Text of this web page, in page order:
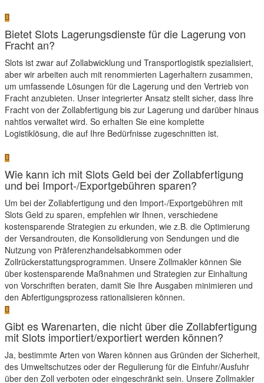
Bietet Slots Lagerungsdienste für die Lagerung von
Fracht an?
Slots ist zwar auf Zollabwicklung und Transportlogistik spezialisiert,
aber wir arbeiten auch mit renommierten Lagerhaltern zusammen,
um umfassende Lösungen für die Lagerung und den Vertrieb von
Fracht anzubieten. Unser integrierter Ansatz stellt sicher, dass Ihre
Fracht von der Zollabfertigung bis zur Lagerung und darüber hinaus
nahtlos verwaltet wird. So erhalten Sie eine komplette
Logistiklösung, die auf Ihre Bedürfnisse zugeschnitten ist.
Wie kann ich mit Slots Geld bei der Zollabfertigung
und bei Import-/Exportgebühren sparen?
Um bei der Zollabfertigung und den Import-/Exportgebühren mit
Slots Geld zu sparen, empfehlen wir Ihnen, verschiedene
kostensparende Strategien zu erkunden, wie z.B. die Optimierung
der Versandrouten, die Konsolidierung von Sendungen und die
Nutzung von Präferenzhandelsabkommen oder
Zollrückerstattungsprogrammen. Unsere Zollmakler können Sie
über kostensparende Maßnahmen und Strategien zur Einhaltung
von Vorschriften beraten, damit Sie Ihre Ausgaben minimieren und
den Abfertigungsprozess rationalisieren können.
Gibt es Warenarten, die nicht über die Zollabfertigung
mit Slots importiert/exportiert werden können?
Ja, bestimmte Arten von Waren können aus Gründen der Sicherheit,
des Umweltschutzes oder der Regulierung für die Einfuhr/Ausfuhr
über den Zoll verboten oder eingeschränkt sein. Unsere Zollmakler